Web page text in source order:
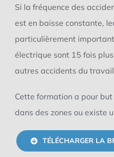
Si la fréquence des
est en baisse constante,
particulièrement
électrique sont 15 fois
autres accidents du travail
Cette formation a pour
dans des zones ou existe
TÉLÉCHARGER LA